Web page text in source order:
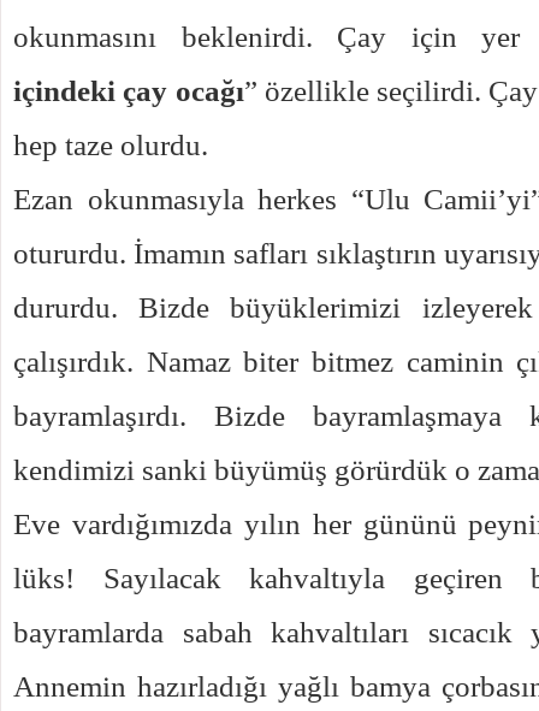
okunmasını beklenirdi. Çay için yer
içindeki çay ocağı” özellikle seçilirdi. Çay
hep taze olurdu.
Ezan okunmasıyla herkes “Ulu
otururdu. İmamın safları sıklaştırın
dururdu. Bizde büyüklerimizi izleyerek
çalışırdık. Namaz biter bitmez caminin
bayramlaşırdı. Bizde bayramlaşmaya
kendimizi sanki büyümüş görürdük o
Eve vardığımızda yılın her gününü
lüks! Sayılacak kahvaltıyla
bayramlarda sabah kahvaltıları
Annemin hazırladığı yağlı bamya